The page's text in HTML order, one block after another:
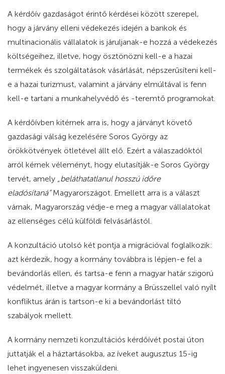
A kérdőív gazdaságot érintő kérdései között szerepel,
hogy a járvány elleni védekezés idején a bankok és
multinacionális vállalatok is járuljanak-e hozzá a védekezés
költségeihez, illetve, hogy ösztönözni kell-e a hazai
termékek és szolgáltatások vásárlását, népszerűsíteni kell-
e a hazai turizmust, valamint a járvány elmúltával is fenn
kell-e tartani a munkahelyvédő és -teremtő programokat.
A kérdőívben kitérnek arra is, hogy a járványt követő
gazdasági válság kezelésére Soros György az
örökkötvények ötletével állt elő. Ezért a válaszadóktól
arról kérnek véleményt, hogy elutasítják-e Soros György
tervét, amely „beláthatatlanul hosszú időre
eladósítaná”Magyarországot. Emellett arra is a választ
várnak, Magyarország védje-e meg a magyar vállalatokat
az ellenséges célú külföldi felvásárlástól.
A konzultáció utolsó két pontja a migrációval foglalkozik:
azt kérdezik, hogy a kormány továbbra is lépjen-e fel a
bevándorlás ellen, és tartsa-e fenn a magyar határ szigorú
védelmét, illetve a magyar kormány a Brüsszellel való nyílt
konfliktus árán is tartson-e ki a bevándorlást tiltó
szabályok mellett.
A kormány nemzeti konzultációs kérdőívét postai úton
juttatják el a háztartásokba, az íveket augusztus 15-ig
lehet ingyenesen visszaküldeni.